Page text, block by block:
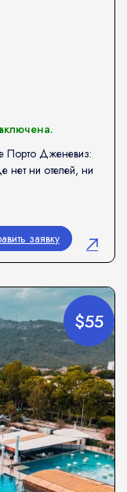
Порто Дженевиз:
нет ни отелей, ни
заявку
$55